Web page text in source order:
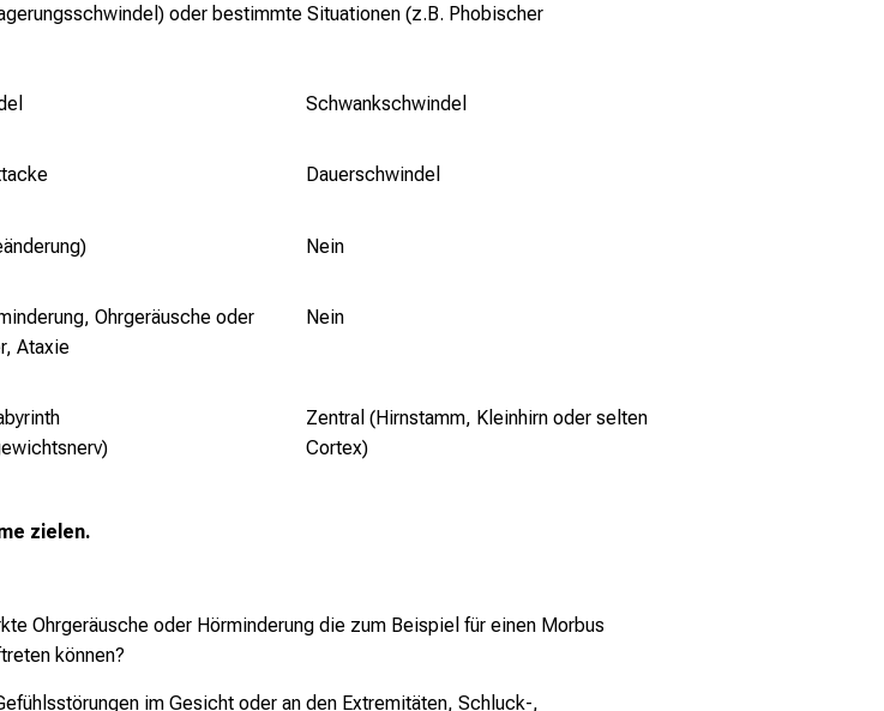
oder bestimmte Situationen (z.B. Phobischer
Schwankschwindel
Dauerschwindel
Nein
Ohrgeräusche oder
Ataxie
Nein
Zentral (Hirnstamm, Kleinhirn oder selten
Cortex)
zielen.
Ohrgeräusche oder Hörminderung die zum Beispiel für einen Morbus
können?
im Gesicht oder an den Extremitäten, Schluck-,